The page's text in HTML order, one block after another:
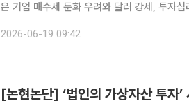
은 기업 매수세 둔화 우려와 달러 강세, 투자심리
2901.32달러(주요 거래소 평균가)에 거래됐다
2026-06-19 09:42
[논현논단] ‘법인의 가상자산 투자’